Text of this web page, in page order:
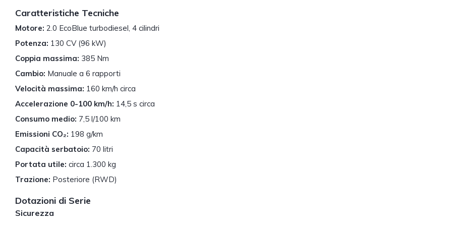
Caratteristiche Tecniche
Motore: 2.0 EcoBlue turbodiesel, 4 cilindri
Potenza: 130 CV (96 kW)
Coppia massima: 385 Nm
Cambio: Manuale a 6 rapporti
Velocità massima: 160 km/h circa
Accelerazione 0-100 km/h: 14,5 s circa
Consumo medio: 7,5 l/100 km
Emissioni CO₂: 198 g/km
Capacità serbatoio: 70 litri
Portata utile: circa 1.300 kg
Trazione: Posteriore (RWD)
Dotazioni di Serie
Sicurezza